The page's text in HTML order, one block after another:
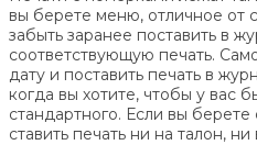
вы берете меню, отличное от
забыть заранее поставить в
соответствующую печать.
дату и поставить печать в
когда вы хотите, чтобы у вас
стандартного. Если вы
ставить печать ни на талон,